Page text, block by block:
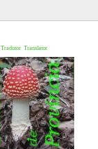
Tradutor Translator